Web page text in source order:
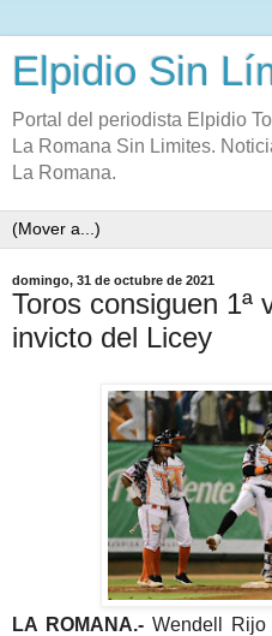
Elpidio Sin
Portal del periodista Elpidio
La Romana Sin Limites.
La Romana.
domingo, 31 de octubre de 2021
Toros consiguen 1ª
invicto del Licey
LA ROMANA.-Wendell Rijo